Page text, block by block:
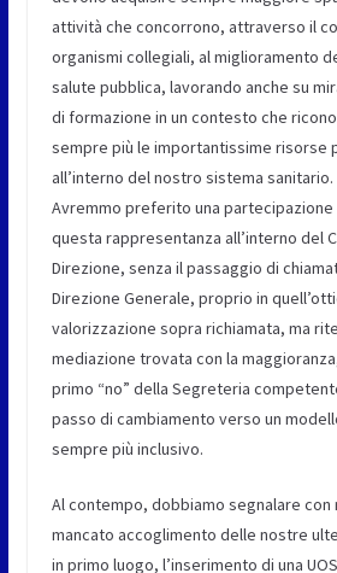
attività che concorrono, attraverso il
organismi collegiali, al miglioramento
salute pubblica, lavorando anche su
di formazione in un contesto che
sempre più le importantissime risorse
all’interno del nostro sistema sanitario.
Avremmo preferito una
questa rappresentanza all’interno del
Direzione, senza il passaggio di
Direzione Generale, proprio in
valorizzazione sopra richiamata, ma
mediazione trovata con la
primo “no” della Segreteria
passo di cambiamento verso un
sempre più inclusivo.
Al contempo, dobbiamo segnalare con
mancato accoglimento delle nostre
in primo luogo, l’inserimento di una